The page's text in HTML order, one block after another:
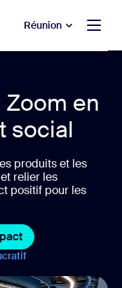
Réunion
Zoom en
social
produits et les
relier les
positif pour les
Consultez les